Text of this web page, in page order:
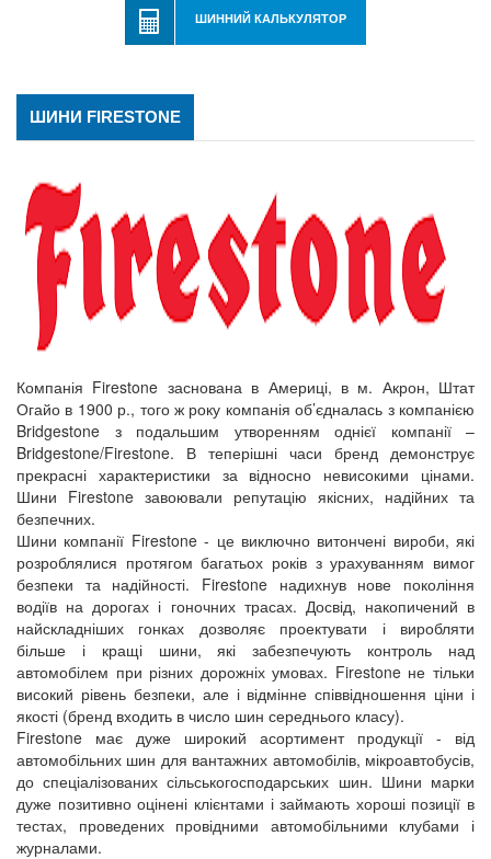
ШИННИЙ КАЛЬКУЛЯТОР
ШИНИ FIRESTONE
Компанія Firestone заснована в Америці, в м. Акрон, Штат
Огайо в 1900 р., того ж року компанія об’єдналась з компанією
Bridgestone з подальшим утворенням однієї компанії –
Bridgestone/Firestone. В теперішні часи бренд демонструє
прекрасні характеристики за відносно невисокими цінами.
Шини Firestone завоювали репутацію якісних, надійних та
безпечних.
Шини компанії Firestone - це виключно витончені вироби, які
розроблялися протягом багатьох років з урахуванням вимог
безпеки та надійності. Firestone надихнув нове покоління
водіїв на дорогах і гоночних трасах. Досвід, накопичений в
найскладніших гонках дозволяє проектувати і виробляти
більше і кращі шини, які забезпечують контроль над
автомобілем при різних дорожніх умовах. Firestone не тільки
високий рівень безпеки, але і відмінне співвідношення ціни і
якості (бренд входить в число шин середнього класу).
Firestone має дуже широкий асортимент продукції - від
автомобільних шин для вантажних автомобілів, мікроавтобусів,
до спеціалізованих сільськогосподарських шин. Шини марки
дуже позитивно оцінені клієнтами і займають хороші позиції в
тестах, проведених провідними автомобільними клубами і
журналами.